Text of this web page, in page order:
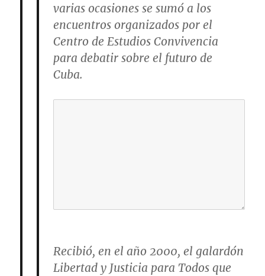
varias ocasiones se sumó a los
encuentros organizados por el
Centro de Estudios Convivencia
para debatir sobre el futuro de
Cuba.
Recibió, en el año 2000, el galardón
Libertad y Justicia para Todos que